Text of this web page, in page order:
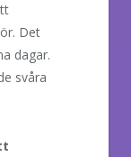
Det
dagar.
svåra